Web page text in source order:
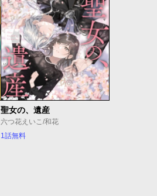
聖女の、遺産
六つ花えいこ/和花
1話無料